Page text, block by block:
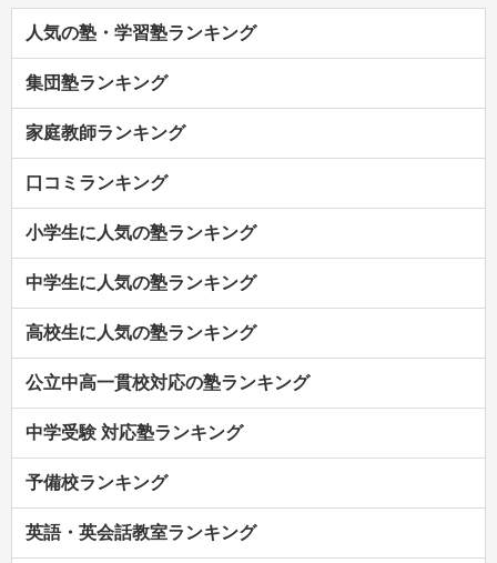
人気の塾・学習塾ランキング
集団塾ランキング
家庭教師ランキング
口コミランキング
小学生に人気の塾ランキング
中学生に人気の塾ランキング
高校生に人気の塾ランキング
公立中高一貫校対応の塾ランキング
中学受験 対応塾ランキング
予備校ランキング
英語・英会話教室ランキング